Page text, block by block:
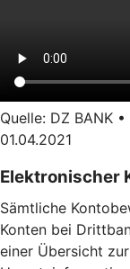
Quelle: DZ BANK
01.04.2021
Elektronischer
Sämtliche
Konten bei
einer Übersicht